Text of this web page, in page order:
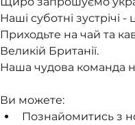
Наші суботні зустрічі
Приходьте на чай та
Великій Британії.
Наша чудова команда
Ви можете:
Познайомитись з